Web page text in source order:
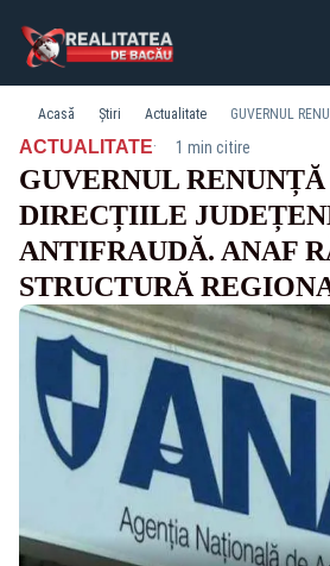
Acasă Știri Actualitate
ACTUALITATE· 1 min citire
GUVERNUL
DIRECȚIILE
ANTIFRAUDĂ. ANAF
STRUCTURĂ